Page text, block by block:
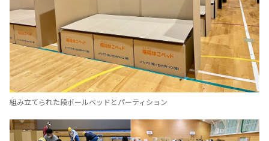
組み立てられた段ボールベッドとパーティション